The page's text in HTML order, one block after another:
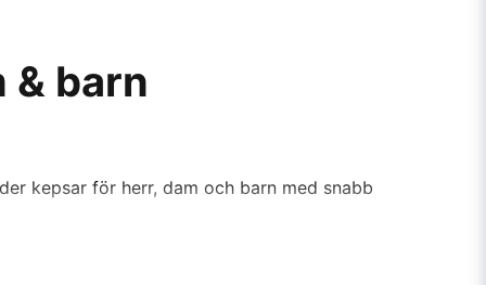
& barn
kepsar för herr, dam och barn med snabb